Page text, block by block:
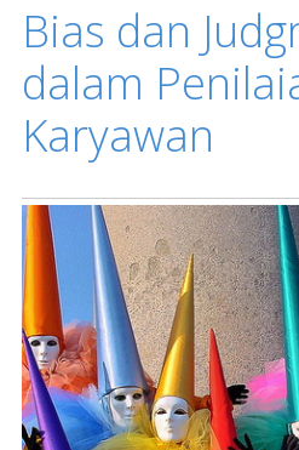
Bias dan
dalam
Karyawan